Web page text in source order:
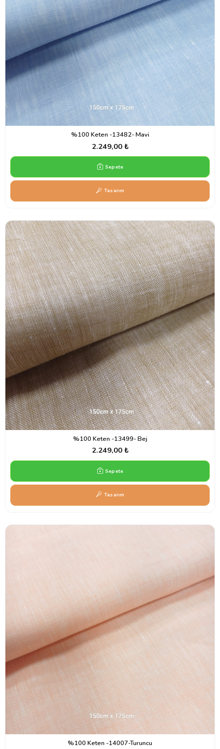
%100 Keten -13482- Mavi
2.249,00 ₺
Sepete
Tasarım
%100 Keten -13499- Bej
2.249,00 ₺
Sepete
Tasarım
%100 Keten -14007-Turuncu